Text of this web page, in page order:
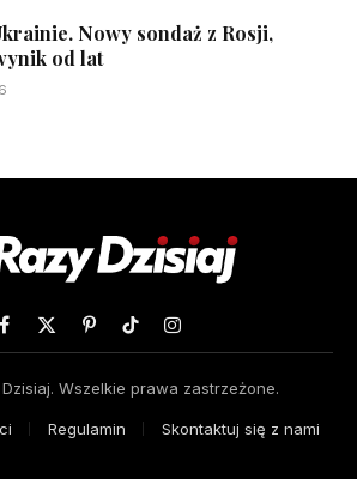
Nowy sondaż z Rosji,
od lat
Facebook
X
PinterestTikTokInstagram
Wszelkie prawa zastrzeżone.
Regulamin Skontaktuj się z nami